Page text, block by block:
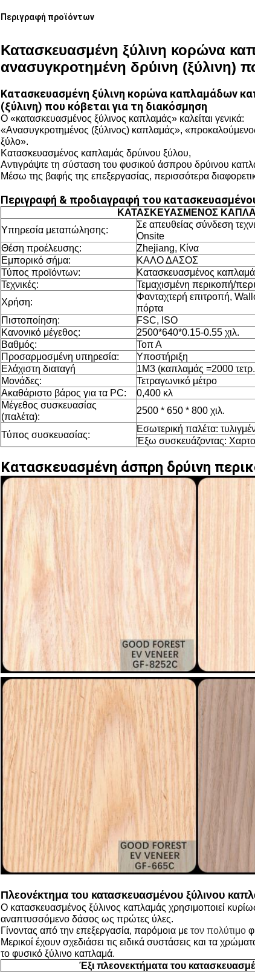
Περιγραφή προϊόντων
Κατασκευασμένη ξύλινη κορώνα
ανασυγκροτημένη δρύινη (ξύλινη)
Κατασκευασμένη ξύλινη κορώνα καπλαμάδων
(ξύλινη) που κόβεται για τη διακόσμηση
Ο «κατασκευασμένος ξύλινος καπλαμάς» καλείται γενικά:
«Ανασυγκροτημένος (ξύλινος) καπλαμάς»,
ξύλο».
Κατασκευασμένος καπλαμάς δρύινου ξύλου,
Αντιγράψτε τη σύσταση του φυσικού άσπρου δρύινου
Μέσω της βαφής της επεξεργασίας, περισσότερα
Περιγραφή & προδιαγραφή του
ΚΑΤΑΣΚΕΥΑΣΜΕΝΟΣ
Υπηρεσία μεταπώλησης:
Σε απευθείας σύνδεση
Onsite
Θέση προέλευσης:
Zhejiang, Κίνα
Εμπορικό σήμα:
ΚΑΛΟ ΔΑΣΟΣ
Τύπος προϊόντων:
Κατασκευασμένος
Τεχνικές:
Τεμαχισμένη περικοπή/
Χρήση:
Φανταχτερή επιτροπή,
πόρτα
Πιστοποίηση:
FSC, ISO
Κανονικό μέγεθος:
2500*640*0.15-0.55 χιλ.
Βαθμός:
Τοπ Α
Προσαρμοσμένη υπηρεσία:
Υποστήριξη
Ελάχιστη διαταγή
1M3 (καπλαμάς =2000
Μονάδες:
Τετραγωνικό μέτρο
Ακαθάριστο βάρος για τα PC:
0,400 κλ
Μέγεθος συσκευασίας
(παλέτα):
2500 * 650 * 800 χιλ.
Τύπος συσκευασίας:
Εσωτερική παλέτα:
Έξω συσκευάζοντας:
Κατασκευασμένη άσπρη δρύινη
Πλεονέκτημα του κατασκευασμένου ξύλινου
Ο κατασκευασμένος ξύλινος καπλαμάς χρησιμοποιεί
αναπτυσσόμενο δάσος ως πρώτες ύλες.
Γίνοντας από την επεξεργασία, παρόμοια με τον πολύτιμο
Μερικοί έχουν σχεδιάσει τις ειδικά συστάσεις και τα
το φυσικό ξύλινο καπλαμά.
Έξι πλεονεκτήματα του